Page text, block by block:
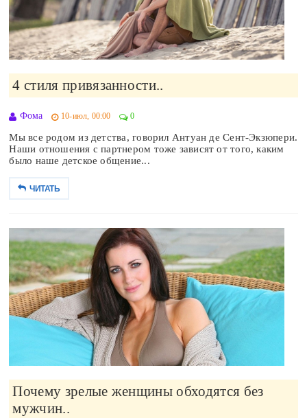
4 стиля привязанности..
Фома 10-июл, 00:00 0
Мы все родом из детства, говорил Антуан де Сент-Экзюпери.
Наши отношения с партнером тоже зависят от того, каким
было наше детское общение...
ЧИТАТЬ
Почему зрелые женщины обходятся без
мужчин..